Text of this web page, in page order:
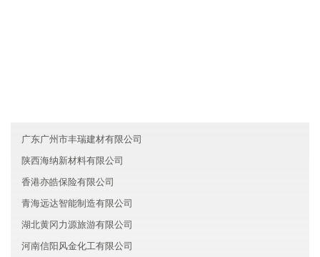
广东广州市丰瑞建材有限公司
陕西海纳新材料有限公司
香港亦皓保险有限公司
青海远达智能制造有限公司
湖北黄冈力源旅游有限公司
河南信阳风金化工有限公司